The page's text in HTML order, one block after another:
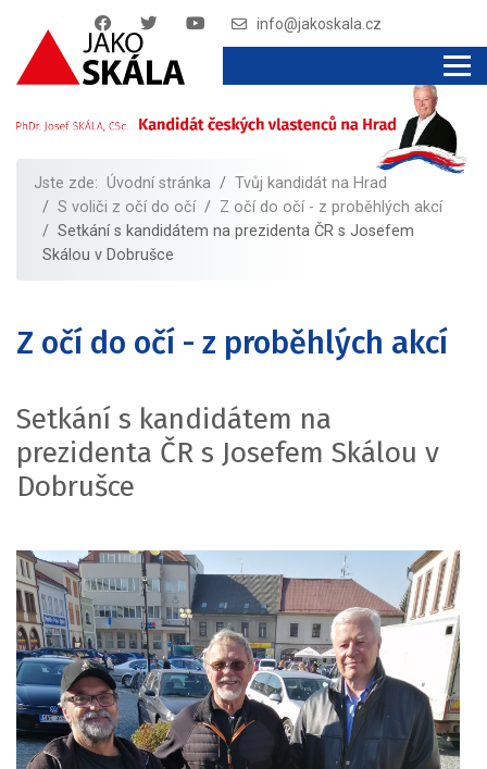
info@jakoskala.cz
Jste zde: Úvodní stránka
Tvůj kandidát na Hrad
S voliči z očí do očí
Z očí do očí - z proběhlých akcí
Setkání s kandidátem na prezidenta ČR s Josefem
Skálou v Dobrušce
Z očí do očí - z proběhlých akcí
Setkání s kandidátem na
prezidenta ČR s Josefem Skálou v
Dobrušce